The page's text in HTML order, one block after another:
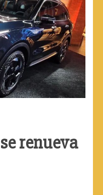
renueva